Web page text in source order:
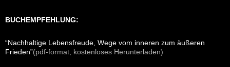
BUCHEMPFEHLUNG:
“Nachhaltige Lebensfreude, Wege vom inneren zum äußeren
Frieden”(pdf-format, kostenloses Herunterladen)